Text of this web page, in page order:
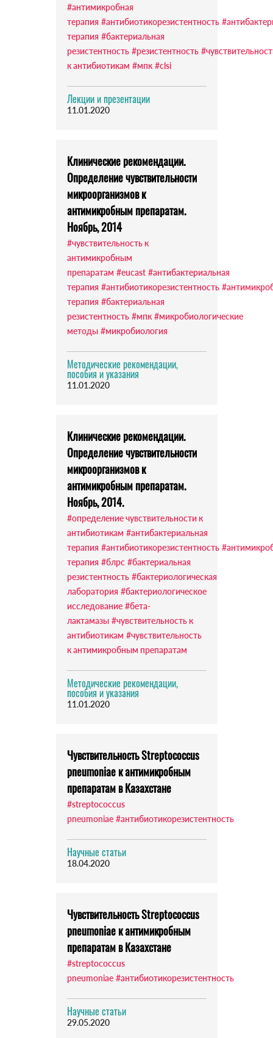
#антимикробная
терапия #антибиотикорезистентность
терапия #бактериальная
резистентность #резистентность
к антибиотикам #мпк #clsi
Лекции и презентации
11.01.2020
Клинические рекомендации.
Определение чувствительности
микроорганизмов к
антимикробным препаратам.
Ноябрь, 2014
#чувствительность к
антимикробным
препаратам #eucast #антибактериальная
терапия #антибиотикорезистентность
терапия #бактериальная
резистентность #мпк #микробиологические
методы #микробиология
Методические рекомендации,
пособия и указания
11.01.2020
Клинические рекомендации.
Определение чувствительности
микроорганизмов к
антимикробным препаратам.
Ноябрь, 2014.
#определение чувствительности к
антибиотикам #антибактериальная
терапия #антибиотикорезистентность
терапия #блрс #бактериальная
резистентность #бактериологическая
лаборатория #бактериологическое
исследование #бета-
лактамазы #чувствительность к
антибиотикам #чувствительность
к антимикробным препаратам
Методические рекомендации,
пособия и указания
11.01.2020
Чувствительность Streptococcus
pneumoniae к антимикробным
препаратам в Казахстане
#streptococcus
pneumoniae #антибиотикорезистентность
Научные статьи
18.04.2020
Чувствительность Streptococcus
pneumoniae к антимикробным
препаратам в Казахстане
#streptococcus
pneumoniae #антибиотикорезистентность
Научные статьи
29.05.2020